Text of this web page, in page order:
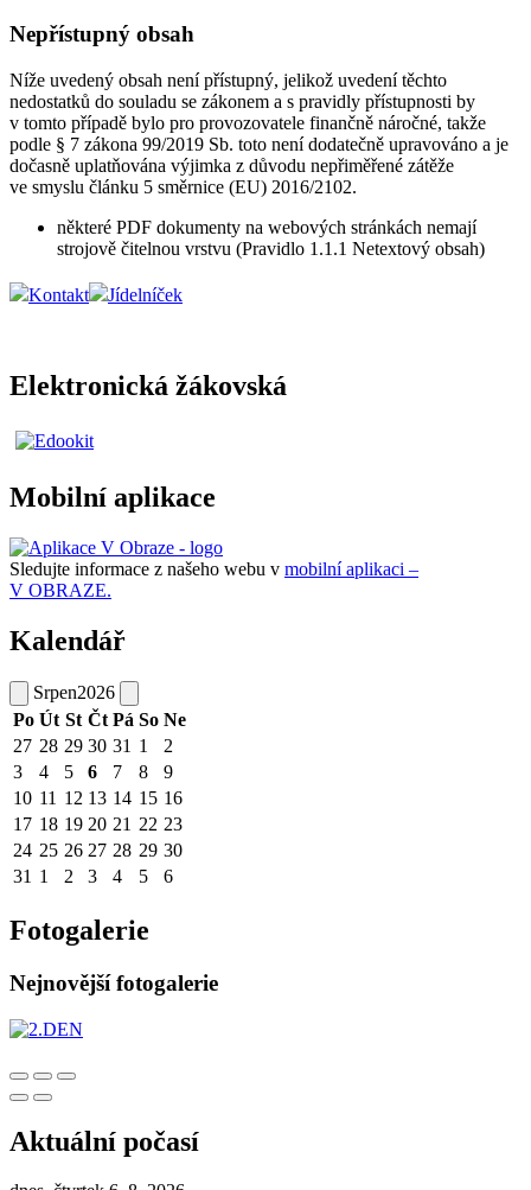
Nepřístupný obsah
Níže uvedený obsah není přístupný, jelikož uvedení těchto
nedostatků do souladu se zákonem a s pravidly přístupnosti by
v tomto případě bylo pro provozovatele finančně náročné, takže
podle § 7 zákona 99/2019 Sb. toto není dodatečně upravováno a je
dočasně uplatňována výjimka z důvodu nepřiměřené zátěže
ve smyslu článku 5 směrnice (EU) 2016/2102.
některé PDF dokumenty na webových stránkách nemají
strojově čitelnou vrstvu (Pravidlo 1.1.1 Netextový obsah)
Kontakt Jídelníček
Elektronická žákovská
Mobilní aplikace
Sledujte informace z našeho webu v mobilní aplikaci –
V OBRAZE.
Kalendář
Srpen2026
Po Út St Čt Pá So Ne
27 28 29 30 31 1
2
3
4 5 6 7 8
9
10 11 12 13 14 15 16
17 18 19 20 21 22 23
24 25 26 27 28 29 30
31 1 2 3 4 5 6
Fotogalerie
Nejnovější fotogalerie
Aktuální počasí